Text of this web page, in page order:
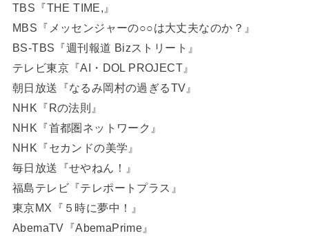
TBS『THE TIME,』
MBS『メッセンジャーの○○は大丈夫なのか？』
BS-TBS『週刊報道 Bizストリート』
テレビ東京『AI・DOL PROJECT』
朝日放送『なるみ岡村の過ぎるTV』
NHK『Rの法則』
NHK『首都圏ネットワーク』
NHK『セカンドの美学』
毎日放送『せやねん！』
福島テレビ『テレポートプラス』
東京MX『５時に夢中！』
AbemaTV『AbemaPrime』